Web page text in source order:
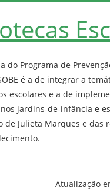
do Programa de
é a de integrar a
escolares e a de
jardins-de-infância e
de Julieta Marques e das
Atualização